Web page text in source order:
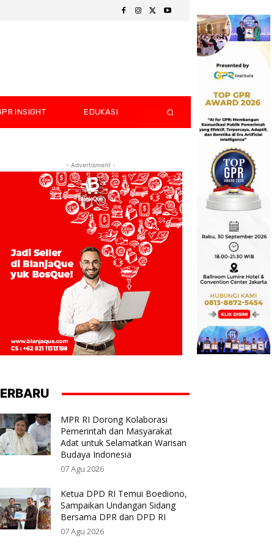
INSIGHT EDUKASI
- Advertisment -
MPR RI Dorong Kolaborasi
Pemerintah dan Masyarakat
Adat untuk Selamatkan Warisan
Budaya Indonesia
07 Agu 2026
Ketua DPD RI Temui Boediono,
Sampaikan Undangan Sidang
Bersama DPR dan DPD RI
07 Agu 2026